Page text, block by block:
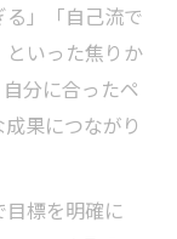
」「自己流で
いった焦りか
分に合ったペ
果につながり
標を明確に